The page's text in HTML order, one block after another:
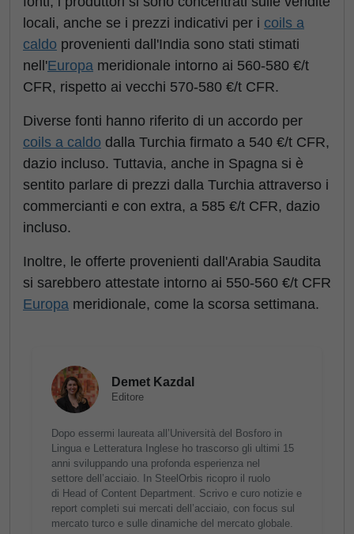
locali, anche se i prezzi indicativi per i coils a
caldo provenienti dall'India sono stati stimati
nell'Europa meridionale intorno ai 560-580 €/t
CFR, rispetto ai vecchi 570-580 €/t CFR.
Diverse fonti hanno riferito di un accordo per
coils a caldo dalla Turchia firmato a 540 €/t CFR,
dazio incluso. Tuttavia, anche in Spagna si è
sentito parlare di prezzi dalla Turchia attraverso i
commercianti e con extra, a 585 €/t CFR, dazio
incluso.
Inoltre, le offerte provenienti dall'Arabia Saudita
si sarebbero attestate intorno ai 550-560 €/t CFR
Europa meridionale, come la scorsa settimana.
Demet Kazdal
Editore
Dopo essermi laureata all’Università del Bosforo in
Lingua e Letteratura Inglese ho trascorso gli ultimi 15
anni sviluppando una profonda esperienza nel
settore dell’acciaio. In SteelOrbis ricopro il ruolo
di Head of Content Department. Scrivo e curo notizie e
report completi sui mercati dell’acciaio, con focus sul
mercato turco e sulle dinamiche del mercato globale.